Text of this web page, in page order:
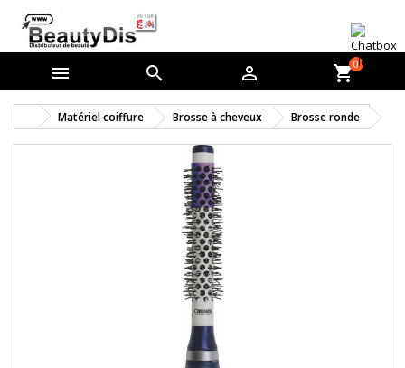
   shopping_cart0
Matériel coiffure Brosse à cheveux Brosse ronde